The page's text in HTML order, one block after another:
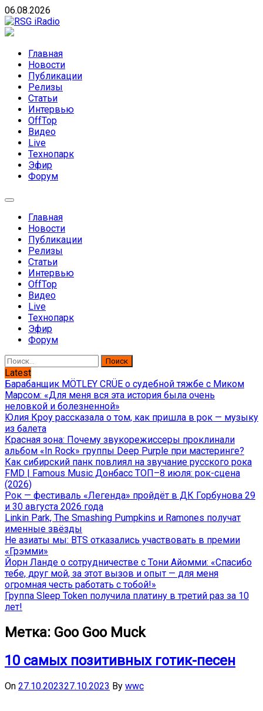
Skip
to
content
06.08.2026
направлений без возрастных ограничений
Главная
Новости
Публикации
Релизы
Статьи
Интервью
OffTop
Видео
Live
Технопарк
Эфир
Форум
Главная
Новости
Публикации
Релизы
Статьи
Интервью
OffTop
Видео
Live
Технопарк
Эфир
Форум
Найти:
Latest
Барабанщик MÖTLEY CRÜE о судебной тяжбе с Миком
Марсом: «Для меня вся эта история была очень
неловкой и болезненной»
Юлия Кроу рассказала о том, как пришла в рок — музыку
из балета
Красная зона: Почему звукорежиссеры проклинали
альбом «In Rock» группы Deep Purple при мастеринге?
Как сибирский панк повлиял на звучание русского рока
FMD | Famous Music Донбасс ТОП–8 июля: рок-сцена
(2026)
Рок — фестиваль «Легенда» пройдёт в ДК Горбунова 29
и 30 августа 2026 года
Linkin Park, The Smashing Pumpkins и Ramones получат
именные звёзды
Не азиаты мы: BTS отказались участвовать в премии
«Грэмми»
Йорн Ланде о сотрудничестве с Тони Айомми: «Спасибо
тебе, друг мой, за этот вызов и опыт — для меня
огромная честь работать с тобой!»
Группа Sleep Token получила платину в третий раз за 10
лет!
Метка: Goo Goo Muck
10 самых позитивных готик-песен
On 27.10.202327.10.2023 By wwc